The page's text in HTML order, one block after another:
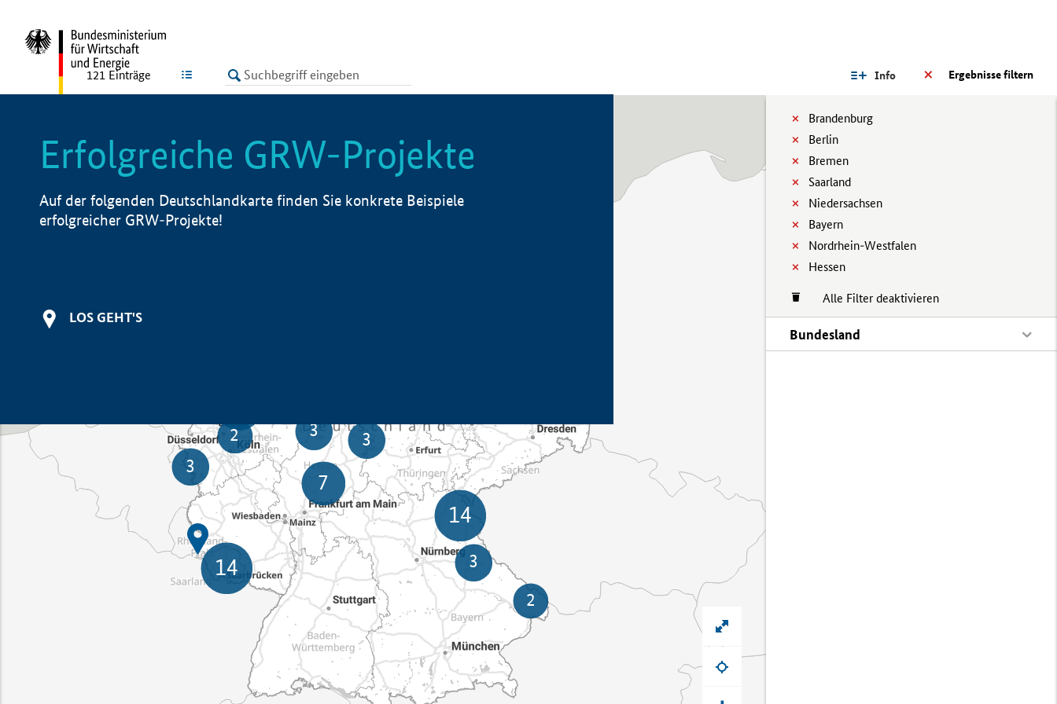
LISTE Ergebnisse filtern
Info
Brandenburg
Berlin
Bremen
Saarland
Niedersachsen
Bayern
Nordrhein-Westfalen
Hessen
Alle Filter deaktivieren
Bundesland
121 Einträge
Erfolgreiche GRW-Projekte
Auf der folgenden Deutschlandkarte finden Sie konkrete Beispiele
erfolgreicher GRW-Projekte!
LOS GEHT'S